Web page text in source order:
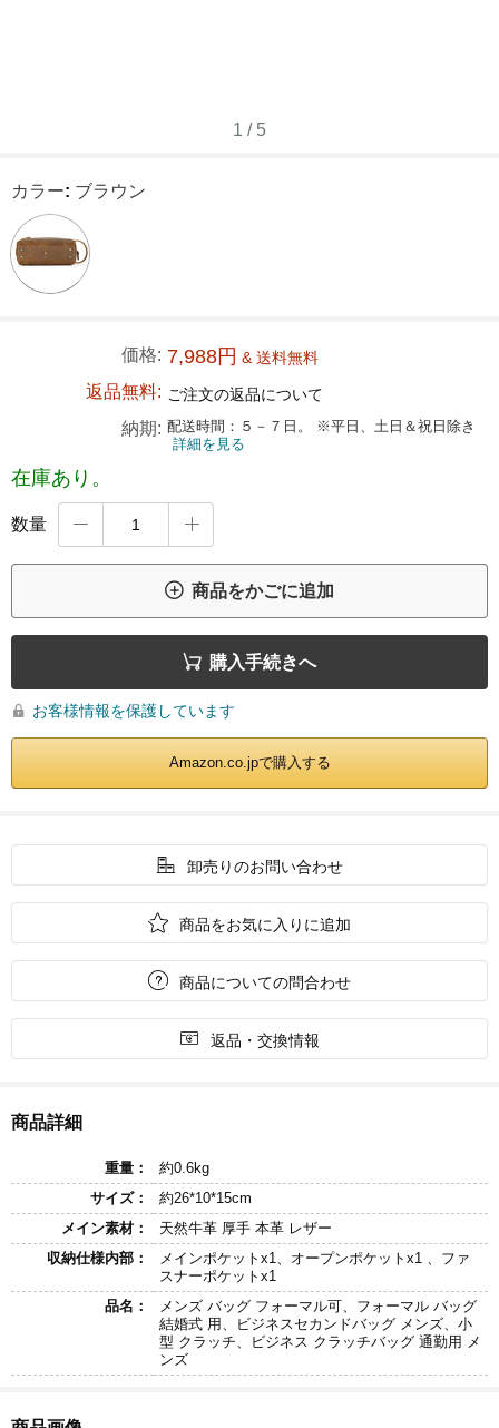
1 / 5
カラー: ブラウン
価格: 7,988円 & 送料無料
返品無料: ご注文の返品について
納期: 配送時間：５－７日。 ※平日、土日＆祝日除き
詳細を見る
在庫あり。
数量  
 商品をかごに追加
 購入手続きへ
 お客様情報を保護しています
Amazon.co.jpで購入する
 卸売りのお問い合わせ
 商品をお気に入りに追加
 商品についての問合わせ
 返品・交換情報
商品詳細
重量：
約0.6kg
サイズ：
約26*10*15cm
メイン素材：
天然牛革 厚手 本革 レザー
収納仕様内部：
メインポケットx1、オープンポケットx1 、ファ
スナーポケットx1
品名：
メンズ バッグ フォーマル可、フォーマル バッグ
結婚式 用、ビジネスセカンドバッグ メンズ、小
型 クラッチ、ビジネス クラッチバッグ 通勤用 メ
ンズ